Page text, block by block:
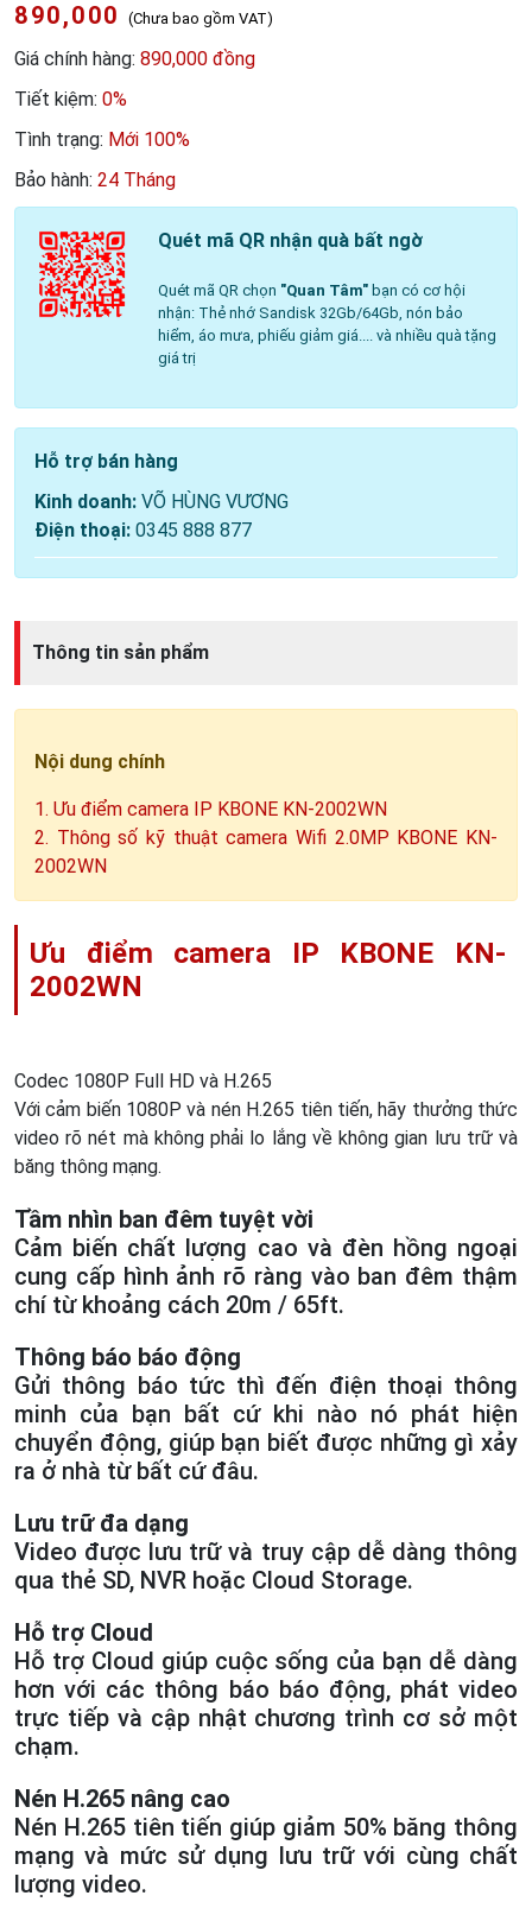
890,000 (Chưa bao gồm VAT)
Giá chính hàng: 890,000 đồng
Tiết kiệm: 0%
Tình trạng: Mới 100%
Bảo hành: 24 Tháng
Quét mã QR nhận quà bất ngờ
Quét mã QR chọn "Quan Tâm"bạn có cơ hội
nhận: Thẻ nhớ Sandisk 32Gb/64Gb, nón bảo
hiểm, áo mưa, phiếu giảm giá.... và nhiều quà tặng
giá trị
Hỗ trợ bán hàng
Kinh doanh: VÕ HÙNG VƯƠNG
Điện thoại: 0345 888 877
Thông tin sản phẩm
Nội dung chính
1. Ưu điểm camera IP KBONE KN-2002WN
2. Thông số kỹ thuật camera Wifi 2.0MP KBONE KN-
2002WN
Ưu điểm camera IP KBONE KN-
2002WN
Codec 1080P Full HD và H.265
Với cảm biến 1080P và nén H.265 tiên tiến, hãy thưởng thức
video rõ nét mà không phải lo lắng về không gian lưu trữ và
băng thông mạng.
Tầm nhìn ban đêm tuyệt vời
Cảm biến chất lượng cao và đèn hồng ngoại
cung cấp hình ảnh rõ ràng vào ban đêm thậm
chí từ khoảng cách 20m / 65ft.
Thông báo báo động
Gửi thông báo tức thì đến điện thoại thông
minh của bạn bất cứ khi nào nó phát hiện
chuyển động, giúp bạn biết được những gì xảy
ra ở nhà từ bất cứ đâu.
Lưu trữ đa dạng
Video được lưu trữ và truy cập dễ dàng thông
qua thẻ SD, NVR hoặc Cloud Storage.
Hỗ trợ Cloud
Hỗ trợ Cloud giúp cuộc sống của bạn dễ dàng
hơn với các thông báo báo động, phát video
trực tiếp và cập nhật chương trình cơ sở một
chạm.
Nén H.265 nâng cao
Nén H.265 tiên tiến giúp giảm 50% băng thông
mạng và mức sử dụng lưu trữ với cùng chất
lượng video.